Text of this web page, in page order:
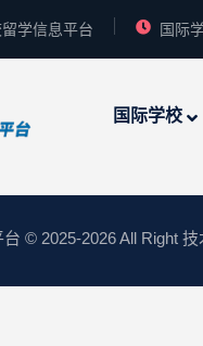
学信息平台 国际
国际学校
台 © 2025-2026 All Right 技